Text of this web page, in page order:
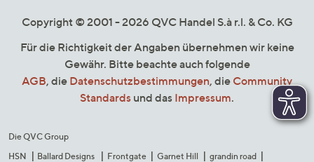
Copyright © 2001 - 2026 QVC Handel S.à r.l. & Co. KG
Für die Richtigkeit der Angaben übernehmen wir keine
Gewähr. Bitte beachte auch folgende
AGB, die Datenschutzbestimmungen, die Community
Standards und das Impressum.
Die QVC Group
HSN
Ballard Designs Frontgate Garnet Hill
grandin road